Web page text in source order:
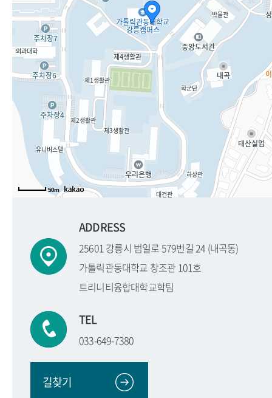
50m
ADDRESS
25601 강릉시 범일로 579번길 24 (내곡동)
가톨릭관동대학교 창조관 101호
트리니티융합대학교학팀
TEL
033-649-7380
길찾기